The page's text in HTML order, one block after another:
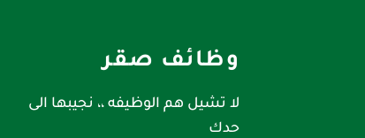
وظائف صقر
لا تشيل هم الوظيفه ،، نجيبها الى
حدك